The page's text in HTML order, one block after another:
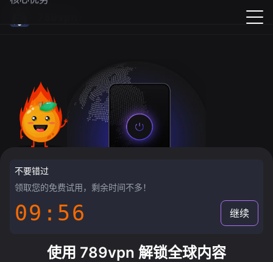
不要错过
领取您的免费试用，剩余时间不多！
09:55 继续
使用 789vpn 解锁全球内容